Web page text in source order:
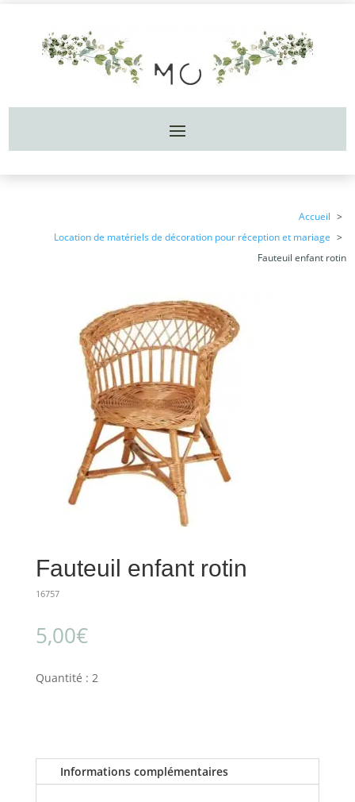
Accueil
Location de matériels de décoration pour réception et mariage
Fauteuil enfant rotin
Fauteuil enfant rotin
16757
5,00€
Quantité : 2
Informations complémentaires